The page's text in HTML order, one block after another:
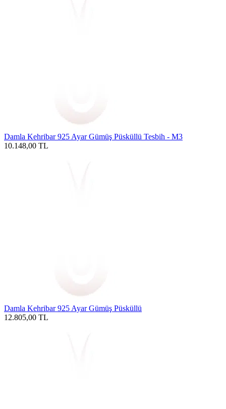
Damla Kehribar 925 Ayar Gümüş Püsküllü Tesbih - M3
10.148,00 TL
Damla Kehribar 925 Ayar Gümüş Püsküllü
12.805,00 TL